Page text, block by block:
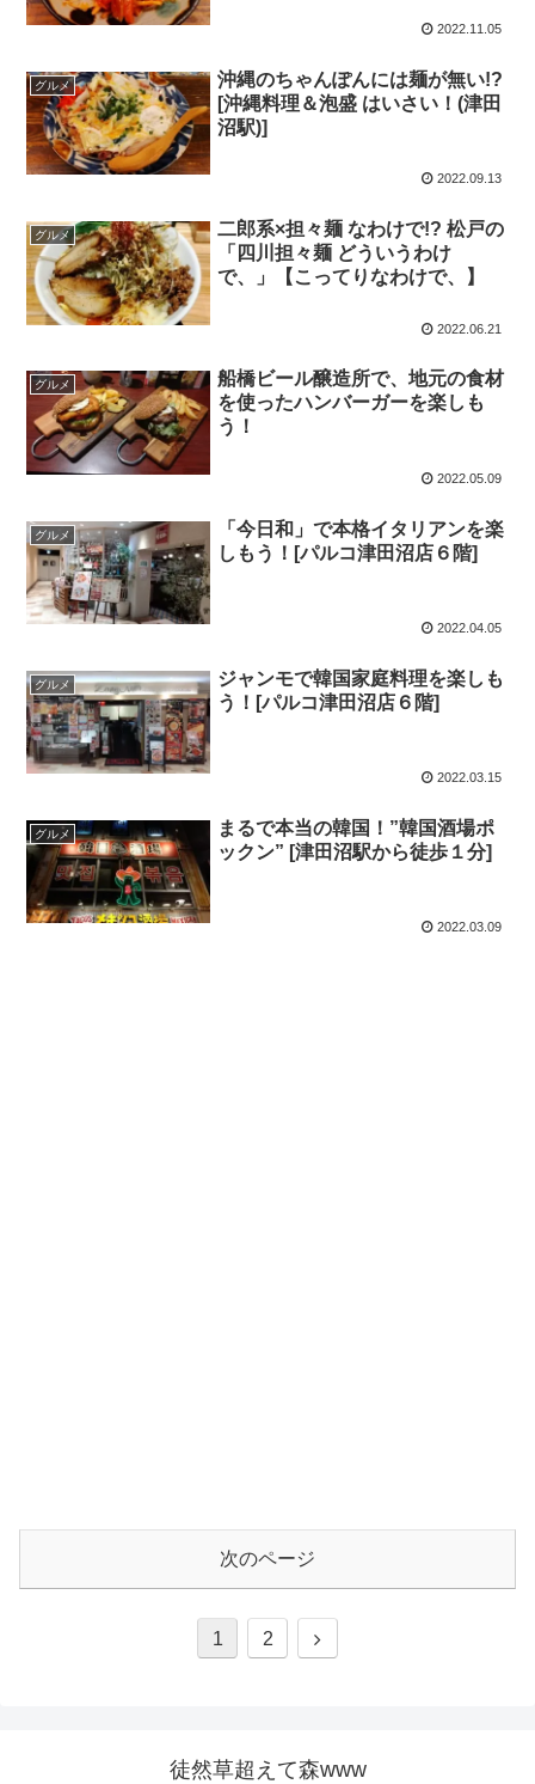
2022.11.05
グルメ
沖縄のちゃんぽんには麺が無い!?
[沖縄料理＆泡盛 はいさい！(津田
沼駅)]
2022.09.13
グルメ
二郎系×担々麺 なわけで!? 松戸の
「四川担々麺 どういうわけ
で、」【こってりなわけで、】
2022.06.21
グルメ
船橋ビール醸造所で、地元の食材
を使ったハンバーガーを楽しも
う！
2022.05.09
グルメ
「今日和」で本格イタリアンを楽
しもう！[パルコ津田沼店６階]
2022.04.05
グルメ
ジャンモで韓国家庭料理を楽しも
う！[パルコ津田沼店６階]
2022.03.15
グルメ
まるで本当の韓国！”韓国酒場ポ
ックン” [津田沼駅から徒歩１分]
2022.03.09
次のページ
1 2
徒然草超えて森www